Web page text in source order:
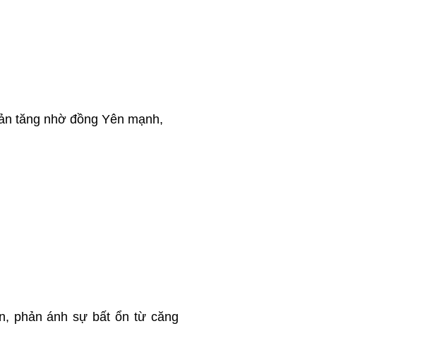
tăng nhờ đồng Yên mạnh,
phản ánh sự bất ổn từ căng